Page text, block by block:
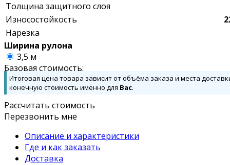
Толщина защитного слоя
Износостойкость
Нарезка
Ширина рулона
3,5 м
Базовая стоимость:
Итоговая цена товара зависит от объёма заказа и места
конечную стоимость именно для Вас.
Рассчитать стоимость
Перезвонить мне
Описание и характеристики
Где и как заказать
Доставка